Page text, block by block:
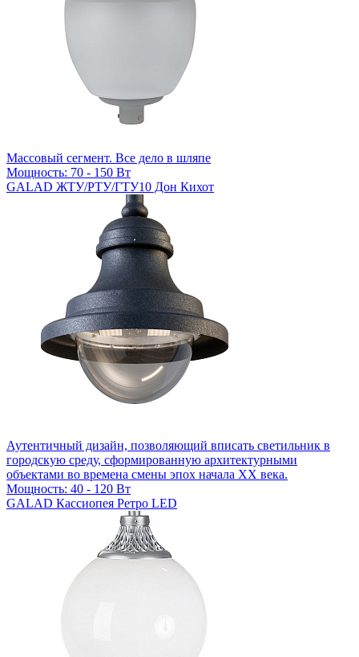
Массовый сегмент. Все дело в шляпе
Мощность: 70 - 150 Вт
GALAD ЖТУ/РТУ/ГТУ10 Дон Кихот
Аутентичный дизайн, позволяющий вписать светильник в
городскую среду, сформированную архитектурными
объектами во времена смены эпох начала XX века.
Мощность: 40 - 120 Вт
GALAD Кассиопея Ретро LED